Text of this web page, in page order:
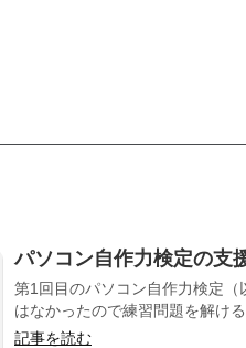
パソコン自作力検定の支
第1回目のパソコン自作力検定
はなかったので練習問題を解け
記事を読む